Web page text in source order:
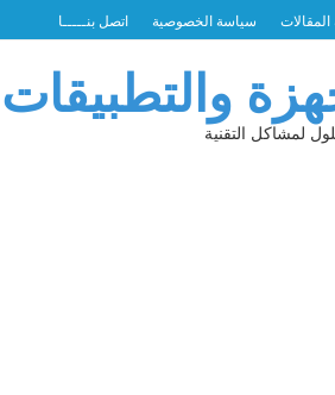
سياسة الخصوصية اتصل بنـــــا
والتطبيقات
لمشاكل التقنية